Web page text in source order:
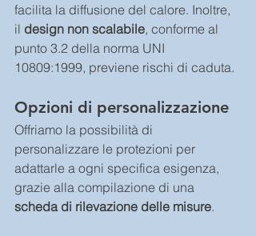
facilita la diffusione del calore. Inoltre,
il design non scalabile, conforme al
punto 3.2 della norma UNI
10809:1999, previene rischi di caduta.
Opzioni di personalizzazione
Offriamo la possibilità di
personalizzare le protezioni per
adattarle a ogni specifica esigenza,
grazie alla compilazione di una
scheda di rilevazione delle misure.